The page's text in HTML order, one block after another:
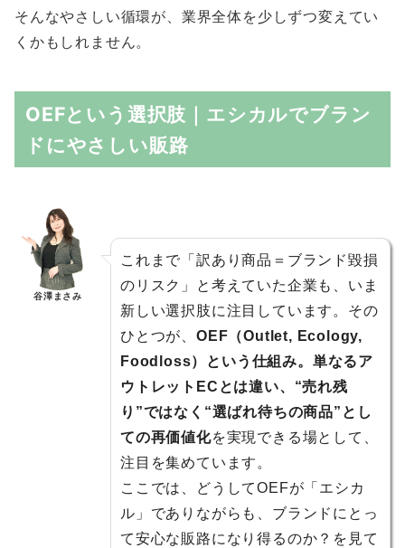
そんなやさしい循環が、業界全体を少しずつ変えてい
くかもしれません。
OEFという選択肢｜エシカルでブラン
ドにやさしい販路
谷澤まさみ
これまで「訳あり商品＝ブランド毀損
のリスク」と考えていた企業も、いま
新しい選択肢に注目しています。その
ひとつが、 OEF（Outlet, Ecology,
Foodloss）という仕組み。単なるア
ウトレットECとは違い、“売れ残
り”ではなく“選ばれ待ちの商品”とし
ての再価値化を実現できる場として、
注目を集めています。
ここでは、どうしてOEFが「エシカ
ル」でありながらも、ブランドにとっ
て安心な販路になり得るのか？を見て